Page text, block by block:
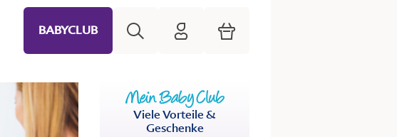
BABYCLUB HiPP Mein Babyclub
Warenkorb
Viele Vorteile &
Geschenke